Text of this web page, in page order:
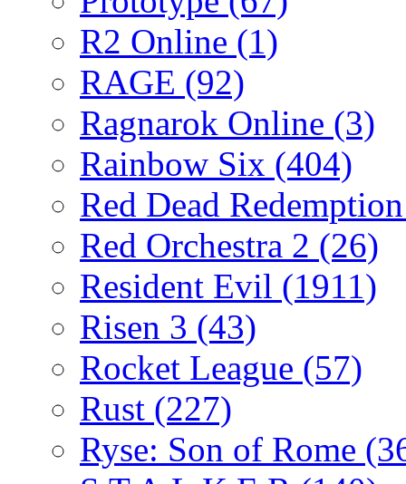
R2 Online (1)
RAGE (92)
Ragnarok Online (3)
Rainbow Six (404)
Red Dead
Red Orchestra 2 (26)
Resident Evil (1911)
Risen 3 (43)
Rocket League (57)
Rust (227)
Ryse: Son of Rome